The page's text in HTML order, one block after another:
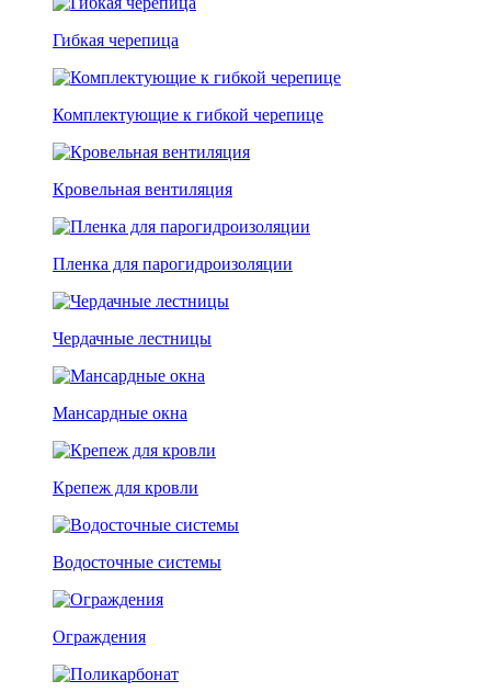
Гибкая черепица
Комплектующие к гибкой черепице
Кровельная вентиляция
Пленка для парогидроизоляции
Чердачные лестницы
Мансардные окна
Крепеж для кровли
Водосточные системы
Ограждения